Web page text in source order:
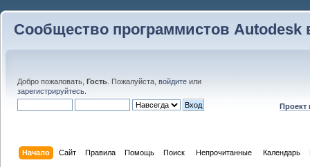
Сообщество программистов Autodesk
Добро пожаловать, Гость . Пожалуйста, войдите или
зарегистрируйтесь
Проект
Начало Сайт Правила Помощь Поиск Непрочитанные Календарь